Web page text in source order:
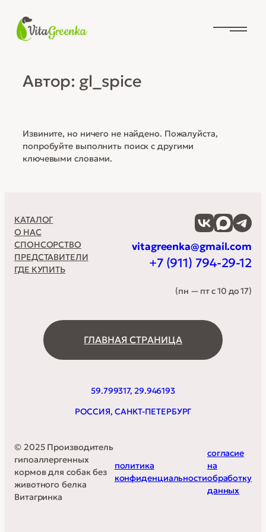
содержимому
Автор: gl_spice
Извините, но ничего не найдено. Пожалуйста,
попробуйте выполнить поиск с другими
ключевыми словами.
КАТАЛОГ
О НАС
СПОНСОРСТВО
ПРЕДСТАВИТЕЛИ
ГДЕ КУПИТЬ
59.799317, 29.946193
РОССИЯ, САНКТ-ПЕТЕРБУРГ
ГЛАВНАЯ СТРАНИЦА
vitagreenka@gmail.com
+7 (911) 794-29-12
(пн — пт с 10 до 17)
© 2025 Производитель
гипоаллергенных
кормов для собак без
животного белка
Витагринка
политика
конфиденциальности
согласие
на
обработку
данных